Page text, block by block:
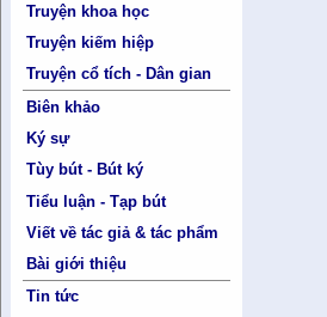
Truyện khoa học
Truyện kiếm hiệp
Truyện cổ tích - Dân gian
Biên khảo
Ký sự
Tùy bút - Bút ký
Tiểu luận - Tạp bút
Viết về tác giả & tác phẩm
Bài giới thiệu
Tin tức